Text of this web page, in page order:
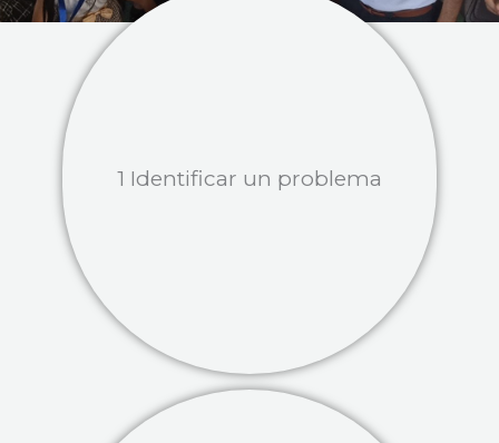
1 Identificar un problema